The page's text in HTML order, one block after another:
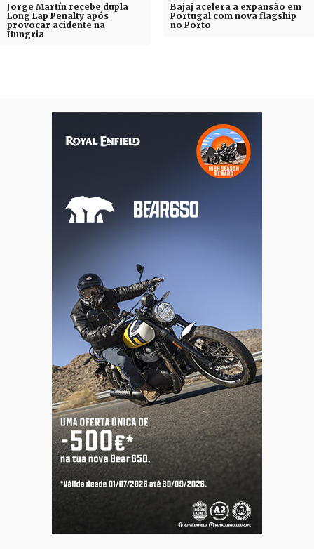
Jorge Martín recebe dupla
Long Lap Penalty após
provocar acidente na
Hungria
Bajaj acelera a expansão em
Portugal com nova flagship
no Porto